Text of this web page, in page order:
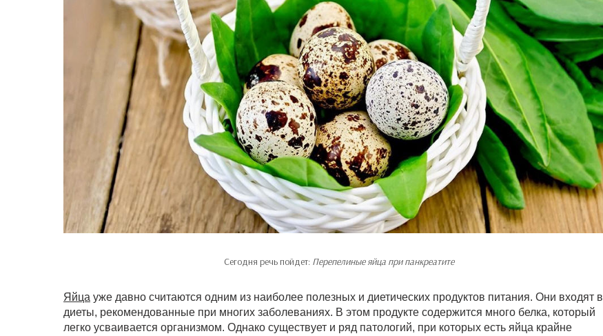
Сегодня речь пойдет: Перепелиные яйца при панкреатите
Яйца уже давно считаются одним из наиболее полезных и диетических продуктов питания. Они входят в
диеты, рекомендованные при многих заболеваниях. В этом продукте содержится много белка, который
легко усваивается организмом. Однако существует и ряд патологий, при которых есть яйца крайне